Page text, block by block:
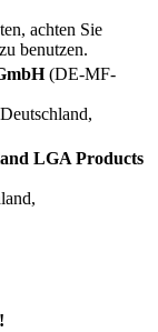
achten Sie
benutzen.
(DE-MF-
LGA Products